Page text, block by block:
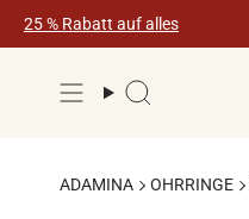
Inhalt
springen
25 % Rabatt auf alles
Suche
ADAMINA OHRRINGE